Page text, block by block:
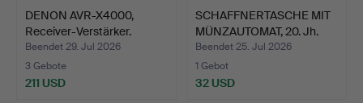
DENON AVR-X4000,
Receiver-Verstärker.
Beendet 29. Jul 2026
3 Gebote
211 USD
SCHAFFNERTASCHE MIT
MÜNZAUTOMAT, 20. Jh.
Beendet 25. Jul 2026
1 Gebot
32 USD